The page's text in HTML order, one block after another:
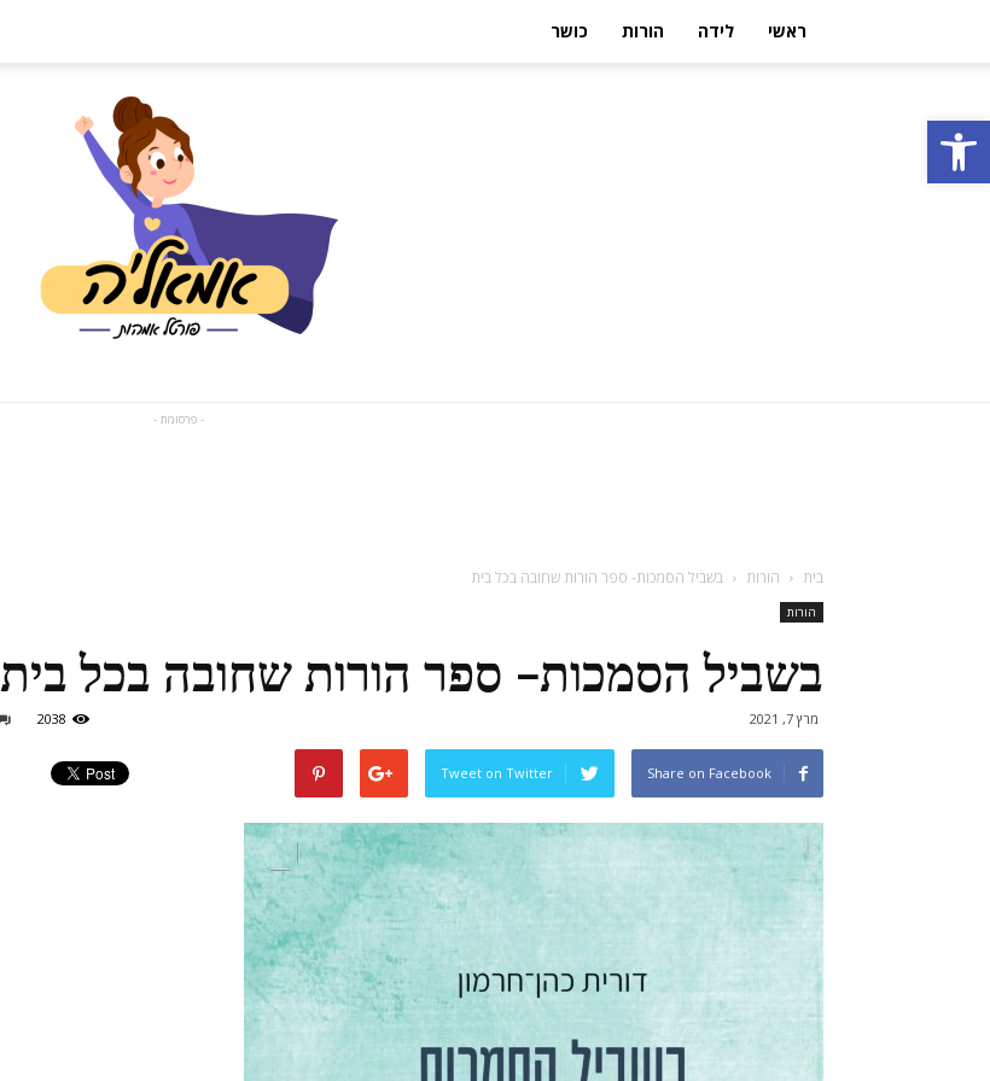
פתח סרגל נגישות
ראשי לידה הורות כושר
אמהות
- פרסומת -
בית הורות בשביל הסמכות- ספר הורות שחובה בכל בית
הורות
בשביל הסמכות- ספר הורות שחובה בכל בית
מרץ 7, 2021 2038
Share on Facebook
Tweet on Twitter